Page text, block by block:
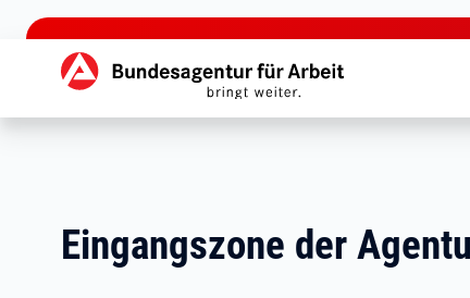
zu den Hauptinhalten springen
Hauptnavigation
Eingangszone der